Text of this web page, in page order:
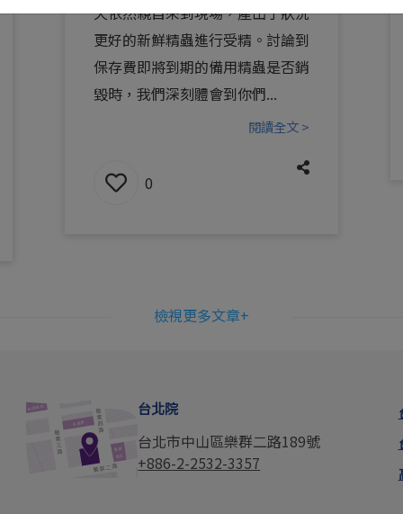
天依然親自來到現場，產出了狀況
更好的新鮮精蟲進行受精。討論到
保存費即將到期的備用精蟲是否銷
毀時，我們深刻體會到你們...
閱讀全文 >
0
檢視更多文章+
台北院
台北市中山區樂群二路189號
+886-2-2532-3357